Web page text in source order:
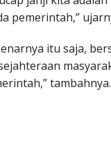
pemerintah,”
itu saja,